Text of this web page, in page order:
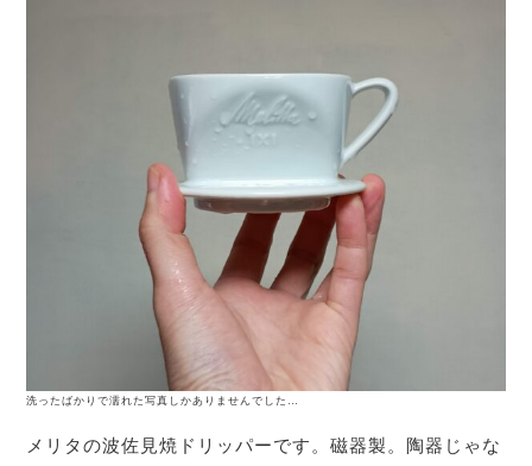
洗ったばかりで濡れた写真しかありませんでした…
メリタの波佐見焼ドリッパーです。磁器製。陶器じゃな